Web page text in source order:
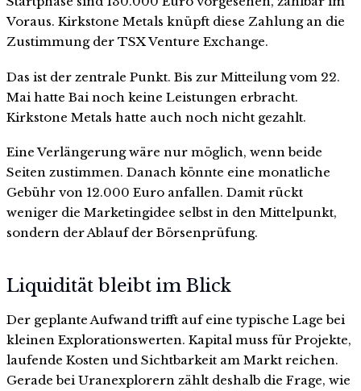
Voraus. Kirkstone Metals knüpft diese Zahlung an die
Zustimmung der TSX Venture Exchange.
Das ist der zentrale Punkt. Bis zur Mitteilung vom 22.
Mai hatte Bai noch keine Leistungen erbracht.
Kirkstone Metals hatte auch noch nicht gezahlt.
Eine Verlängerung wäre nur möglich, wenn beide
Seiten zustimmen. Danach könnte eine monatliche
Gebühr von 12.000 Euro anfallen. Damit rückt
weniger die Marketingidee selbst in den Mittelpunkt,
sondern der Ablauf der Börsenprüfung.
Liquidität bleibt im Blick
Der geplante Aufwand trifft auf eine typische Lage bei
kleinen Explorationswerten. Kapital muss für Projekte,
laufende Kosten und Sichtbarkeit am Markt reichen.
Gerade bei Uranexplorern zählt deshalb die Frage, wie